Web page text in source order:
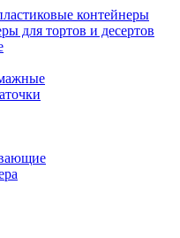
контейнеры
для тортов и десертов